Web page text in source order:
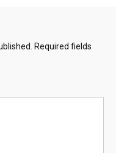
Required fields